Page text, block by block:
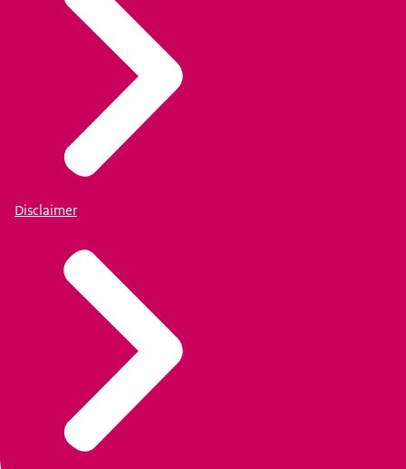
Disclaimer